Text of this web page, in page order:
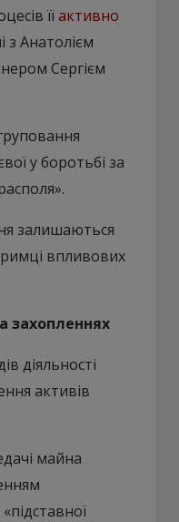
їїактивно
з Анатолієм
Сергієм
у боротьбі за
залишаються
впливових
захопленнях
діяльності
активів
майна